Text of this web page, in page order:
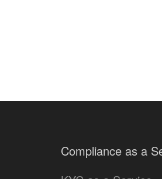
Compliance as a